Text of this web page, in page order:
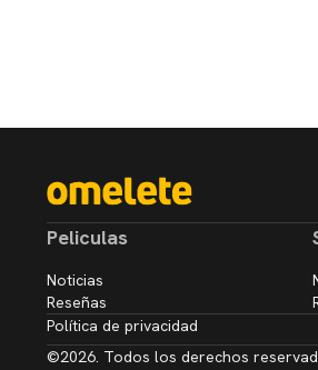
Peliculas
Noticias
Reseñas
Política de privacidad
©2026. Todos los derechos